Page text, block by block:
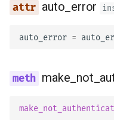
auto_error
auto_error =